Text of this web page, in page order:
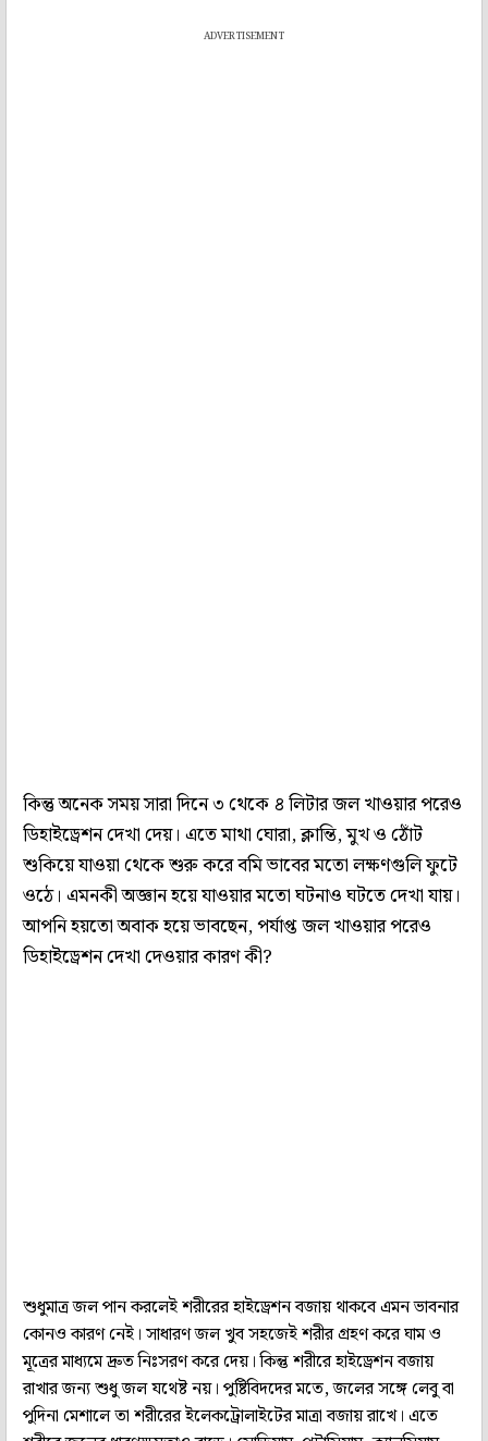
ADVERTISEMENT
কিন্তু অনেক সময় সারা দিনে ৩ থেকে ৪ লিটার জল খাওয়ার পরেও
ডিহাইড্রেশন দেখা দেয়। এতে মাথা ঘোরা, ক্লান্তি, মুখ ও ঠোঁট
শুকিয়ে যাওয়া থেকে শুরু করে বমি ভাবের মতো লক্ষণগুলি ফুটে
ওঠে। এমনকী অজ্ঞান হয়ে যাওয়ার মতো ঘটনাও ঘটতে দেখা যায়।
আপনি হয়তো অবাক হয়ে ভাবছেন, পর্যাপ্ত জল খাওয়ার পরেও
ডিহাইড্রেশন দেখা দেওয়ার কারণ কী?
শুধুমাত্র জল পান করলেই শরীরের হাইড্রেশন বজায় থাকবে এমন ভাবনার
কোনও কারণ নেই। সাধারণ জল খুব সহজেই শরীর গ্রহণ করে ঘাম ও
মূত্রের মাধ্যমে দ্রুত নিঃসরণ করে দেয়। কিন্তু শরীরে হাইড্রেশন বজায়
রাখার জন্য শুধু জল যথেষ্ট নয়। পুষ্টিবিদদের মতে, জলের সঙ্গে লেবু বা
পুদিনা মেশালে তা শরীরের ইলেকট্রোলাইটের মাত্রা বজায় রাখে। এতে